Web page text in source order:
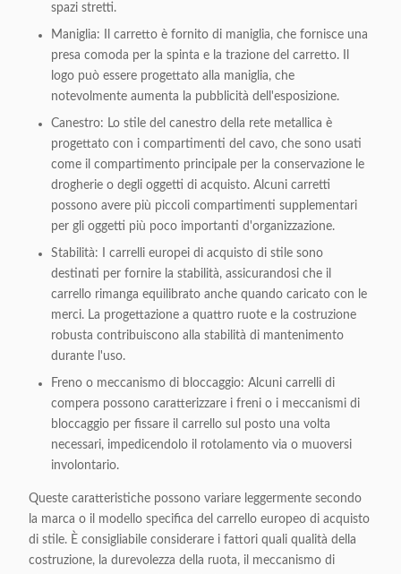
spazi stretti.
Maniglia: Il carretto è fornito di maniglia, che fornisce una
presa comoda per la spinta e la trazione del carretto. Il
logo può essere progettato alla maniglia, che
notevolmente aumenta la pubblicità dell'esposizione.
Canestro: Lo stile del canestro della rete metallica è
progettato con i compartimenti del cavo, che sono usati
come il compartimento principale per la conservazione le
drogherie o degli oggetti di acquisto. Alcuni carretti
possono avere più piccoli compartimenti supplementari
per gli oggetti più poco importanti d'organizzazione.
Stabilità: I carrelli europei di acquisto di stile sono
destinati per fornire la stabilità, assicurandosi che il
carrello rimanga equilibrato anche quando caricato con le
merci. La progettazione a quattro ruote e la costruzione
robusta contribuiscono alla stabilità di mantenimento
durante l'uso.
Freno o meccanismo di bloccaggio: Alcuni carrelli di
compera possono caratterizzare i freni o i meccanismi di
bloccaggio per fissare il carrello sul posto una volta
necessari, impedicendolo il rotolamento via o muoversi
involontario.
Queste caratteristiche possono variare leggermente secondo
la marca o il modello specifica del carrello europeo di acquisto
di stile. È consigliabile considerare i fattori quali qualità della
costruzione, la durevolezza della ruota, il meccanismo di